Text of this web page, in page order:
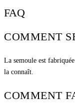
FAQ
COMMENT
La semoule est
la connaît.
COMMENT